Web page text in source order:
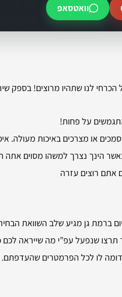
וואטסאפ
הכרחי לנו שתהיו מרוצים! בספק
על פחות!
או מצרכים באיכות מעולה.
הינך נצרך למשהו מסוים
אתם רוצים עזרה
ברמת גן מגיע שלב השוואת
שנפעל עפ”י מה שייראה לכם
דומה לו לכל הפרמטרים שהעדפתם.